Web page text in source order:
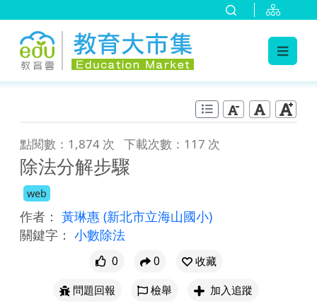
點閱數：1,874 次 下載次數：117 次
除法分解步驟
web
作者： 黃琳惠 (新北市立海山國小)
關鍵字： 小數除法
0 0
收藏
問題回報
檢舉 加入追蹤